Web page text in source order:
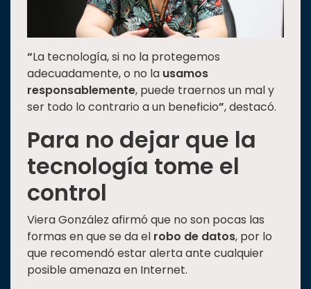
“La tecnología, si no la protegemos
adecuadamente, o no la usamos
responsablemente, puede traernos un mal y
ser todo lo contrario a un beneficio”, destacó.
Para no dejar que la
tecnología tome el
control
Viera González afirmó que no son pocas las
formas en que se da el robo de datos, por lo
que recomendó estar alerta ante cualquier
posible amenaza en Internet.